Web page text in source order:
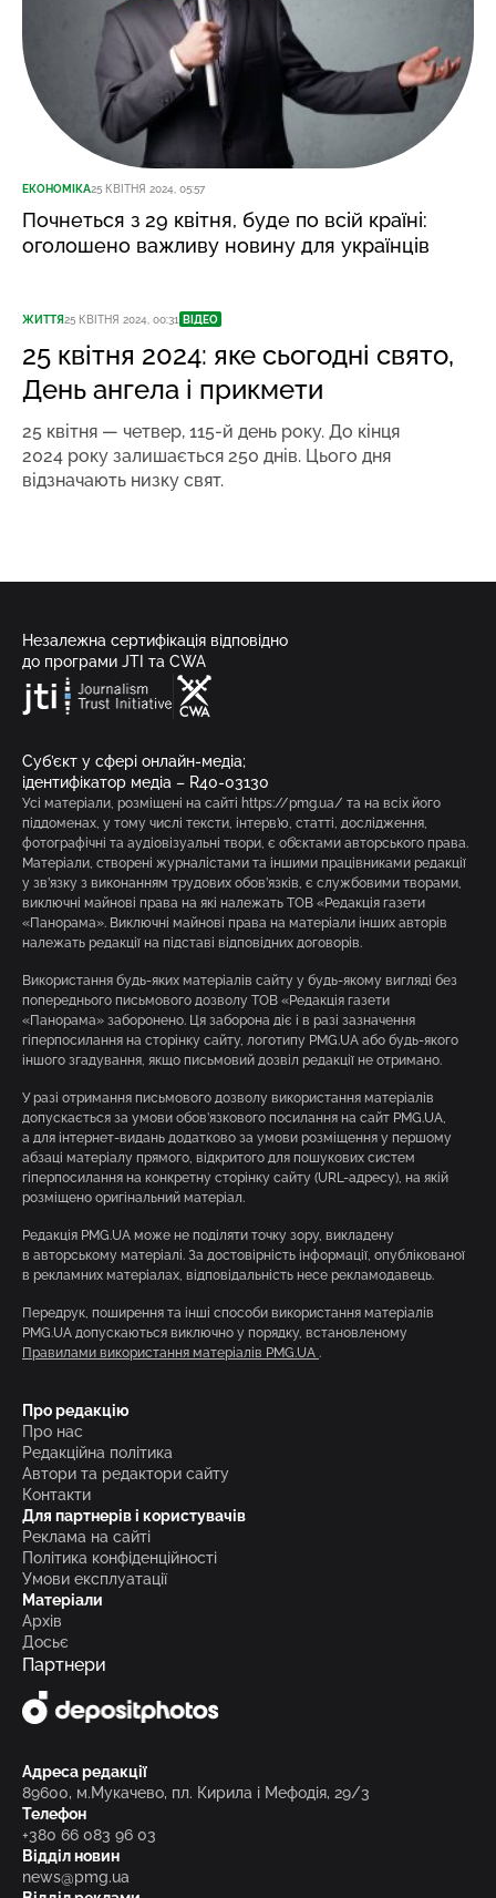
ЕКОНОМІКА25 КВІТНЯ 2024, 05:57
Почнеться з 29 квітня, буде по всій країні:
оголошено важливу новину для українців
ЖИТТЯ25 КВІТНЯ 2024, 00:31 ВІДЕО
25 квітня 2024: яке сьогодні свято,
День ангела і прикмети
25 квітня — четвер, 115-й день року. До кінця
2024 року залишається 250 днів. Цього дня
відзначають низку свят.
Незалежна сертифікація відповідно
до програми JTI та CWA
Суб’єкт у сфері онлайн-медіа;
ідентифікатор медіа – R40-03130
Усі матеріали, розміщені на сайті https://pmg.ua/ та на всіх його
піддоменах, у тому числі тексти, інтерв’ю, статті, дослідження,
фотографічні та аудіовізуальні твори, є об’єктами авторського права.
Матеріали, створені журналістами та іншими працівниками редакції
у зв’язку з виконанням трудових обов’язків, є службовими творами,
виключні майнові права на які належать ТОВ «Редакція газети
«Панорама». Виключні майнові права на матеріали інших авторів
належать редакції на підставі відповідних договорів.
Використання будь-яких матеріалів сайту у будь-якому вигляді без
попереднього письмового дозволу ТОВ «Редакція газети
«Панорама» заборонено. Ця заборона діє і в разі зазначення
гіперпосилання на сторінку сайту, логотипу PMG.UA або будь-якого
іншого згадування, якщо письмовий дозвіл редакції не отримано.
У разі отримання письмового дозволу використання матеріалів
допускається за умови обов’язкового посилання на сайт PMG.UA,
а для інтернет-видань додатково за умови розміщення у першому
абзаці матеріалу прямого, відкритого для пошукових систем
гіперпосилання на конкретну сторінку сайту (URL-адресу), на якій
розміщено оригінальний матеріал.
Редакція PMG.UA може не поділяти точку зору, викладену
в авторському матеріалі. За достовірність інформації, опублікованої
в рекламних матеріалах, відповідальність несе рекламодавець.
Передрук, поширення та інші способи використання матеріалів
PMG.UA допускаються виключно у порядку, встановленому
Правилами використання матеріалів PMG.UA .
Про редакцію
Про нас
Редакційна політика
Автори та редактори сайту
Контакти
Для партнерів і користувачів
Реклама на сайті
Політика конфіденційності
Умови експлуатації
Матеріали
Архів
Досьє
Партнери
Адреса редакції
89600, м.Мукачево, пл. Кирила і Мефодія, 29/3
Телефон
+380 66 083 96 03
Відділ новин
news@pmg.ua